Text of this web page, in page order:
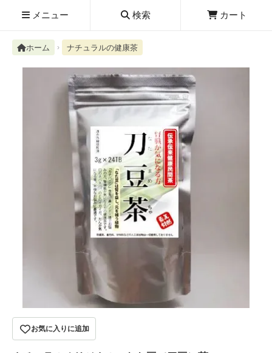
メニュー 検索 カート
絮ユ⑳�������障����
お知らせ レビューを読む
ホーム ナチュラルの健康茶
お気に入りに追加